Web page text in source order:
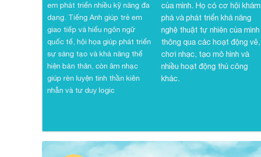
em phát triển nhiều kỹ năng đa
dạng. Tiếng Anh giúp trẻ em
giao tiếp và hiểu ngôn ngữ
quốc tế, hội họa giúp phát triển
sự sáng tạo và khả năng thể
hiện bản thân, còn âm nhạc
giúp rèn luyện tinh thần kiên
nhẫn và tư duy logic
của mình. Họ có cơ hội khám
phá và phát triển khả năng
nghệ thuật tự nhiên của mình
thông qua các hoạt động vẽ,
chơi nhạc, tạo mô hình và
nhiều hoạt động thủ công
khác.